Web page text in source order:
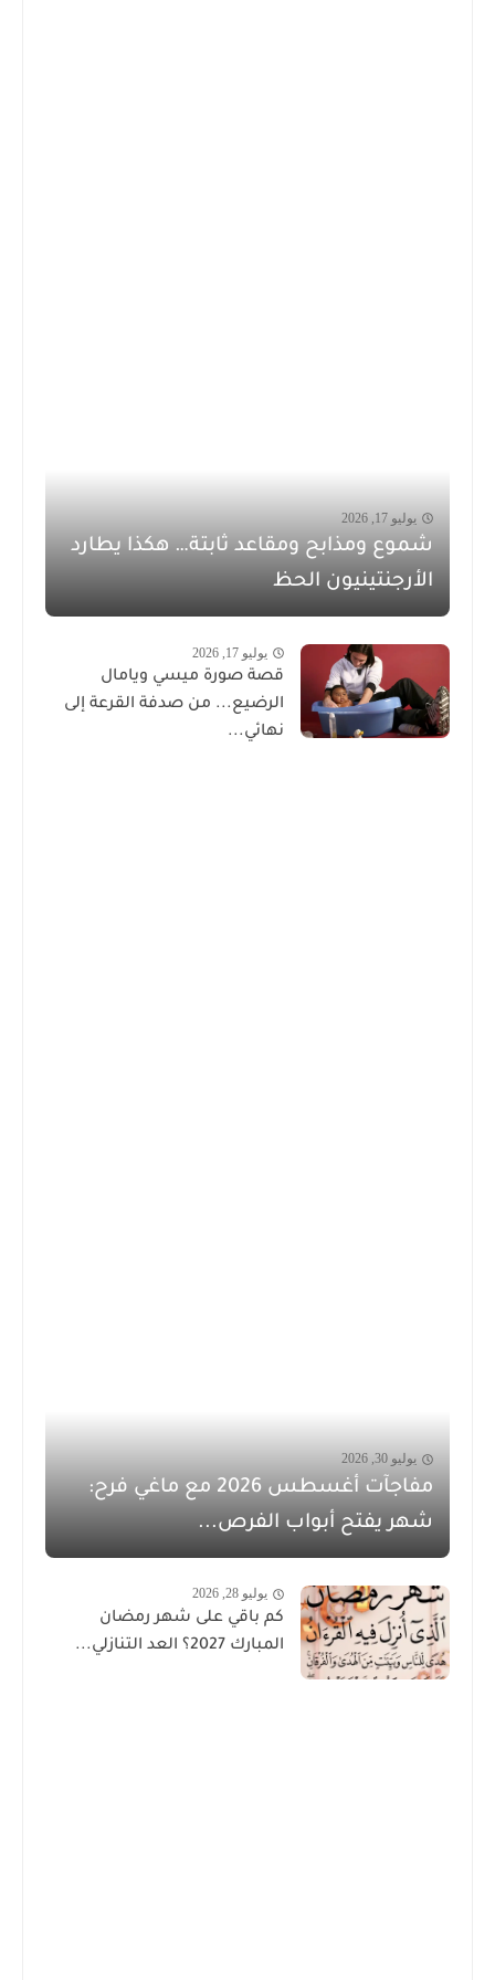
يوليو 17, 2026
شموع ومذابح ومقاعد ثابتة… هكذا يطارد
الأرجنتينيون الحظ
يوليو 17, 2026
قصة صورة ميسي ويامال
الرضيع... من صدفة القرعة إلى
نهائي...
يوليو 30, 2026
مفاجآت أغسطس 2026 مع ماغي فرح:
شهر يفتح أبواب الفرص...
يوليو 28, 2026
كم باقي على شهر رمضان
المبارك 2027؟ العد التنازلي...